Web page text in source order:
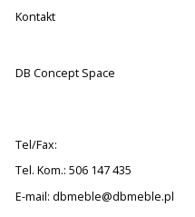
Kontakt
DB Concept Space
Tel/Fax:
Tel. Kom.: 506 147 435
E-mail: dbmeble@dbmeble.pl